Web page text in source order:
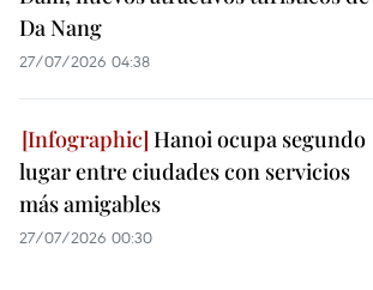
Da Nang
27/07/2026 04:38
Hanoi ocupa segundo
lugar entre ciudades con servicios
más amigables
27/07/2026 00:30